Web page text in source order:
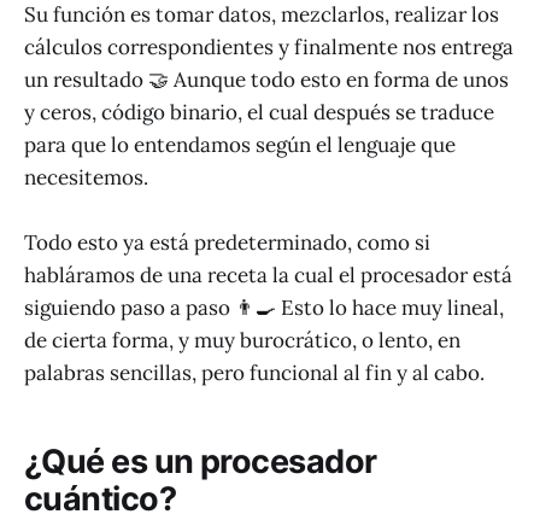
Su función es tomar datos, mezclarlos, realizar los
cálculos correspondientes y finalmente nos entrega
un resultado 🤝 Aunque todo esto en forma de unos
y ceros, código binario, el cual después se traduce
para que lo entendamos según el lenguaje que
necesitemos.
Todo esto ya está predeterminado, como si
habláramos de una receta la cual el procesador está
siguiendo paso a paso 👨‍🍳 Esto lo hace muy lineal,
de cierta forma, y muy burocrático, o lento, en
palabras sencillas, pero funcional al fin y al cabo.
¿Qué es un procesador
cuántico?